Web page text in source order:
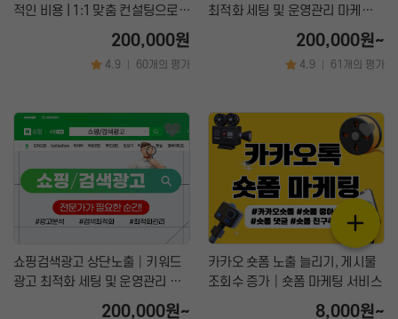
적인 비용 | 1:1 맞춤 컨설팅으로
200,000원
4.9 60개의 평가
최적화 세팅 및 운영관리 마케팅 |
200,000원~
4.9 61개의 평가
쇼핑검색광고 상단노출│키워드
광고 최적화 세팅 및 운영관리 마
200,000원~
카카오 숏폼 노출 늘리기, 게시물
조회수 증가│숏폼 마케팅 서비스
8,000원~